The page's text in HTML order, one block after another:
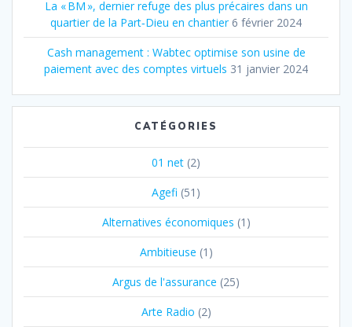
La « BM », dernier refuge des plus précaires dans un
quartier de la Part‐Dieu en chantier 6 février 2024
Cash management : Wabtec optimise son usine de
paiement avec des comptes virtuels 31 janvier 2024
CATÉGORIES
01 net (2)
Agefi (51)
Alternatives économiques (1)
Ambitieuse (1)
Argus de l'assurance (25)
Arte Radio (2)